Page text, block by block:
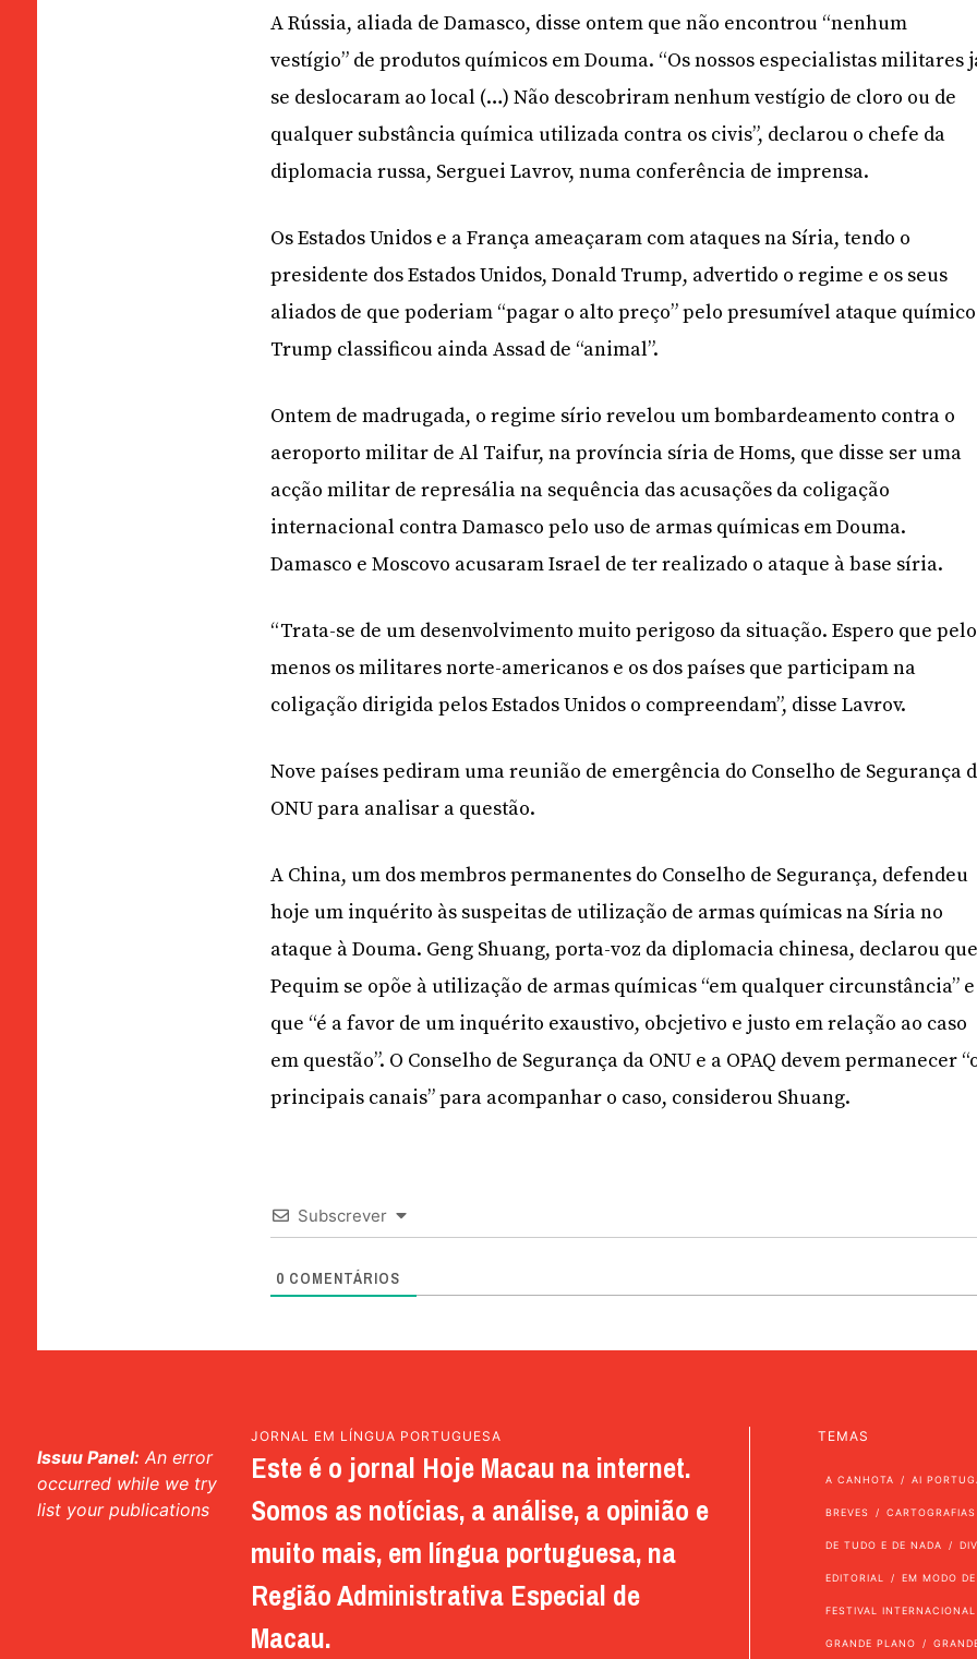
A Rússia, aliada de Damasco, disse ontem que não encontrou “nenhum
vestígio” de produtos químicos em Douma. “Os nossos especialistas militares
se deslocaram ao local (…) Não descobriram nenhum vestígio de cloro ou de
qualquer substância química utilizada contra os civis”, declarou o chefe da
diplomacia russa, Serguei Lavrov, numa conferência de imprensa.
Os Estados Unidos e a França ameaçaram com ataques na Síria, tendo o
presidente dos Estados Unidos, Donald Trump, advertido o regime e os seus
aliados de que poderiam “pagar o alto preço” pelo presumível ataque
Trump classificou ainda Assad de “animal”.
Ontem de madrugada, o regime sírio revelou um bombardeamento contra o
aeroporto militar de Al Taifur, na província síria de Homs, que disse ser uma
acção militar de represália na sequência das acusações da coligação
internacional contra Damasco pelo uso de armas químicas em Douma.
Damasco e Moscovo acusaram Israel de ter realizado o ataque à base síria.
“Trata-se de um desenvolvimento muito perigoso da situação. Espero que pelo
menos os militares norte-americanos e os dos países que participam na
coligação dirigida pelos Estados Unidos o compreendam”, disse Lavrov.
Nove países pediram uma reunião de emergência do Conselho de Segurança
ONU para analisar a questão.
A China, um dos membros permanentes do Conselho de Segurança, defendeu
hoje um inquérito às suspeitas de utilização de armas químicas na Síria no
ataque à Douma. Geng Shuang, porta-voz da diplomacia chinesa, declarou
Pequim se opõe à utilização de armas químicas “em qualquer circunstância” e
que “é a favor de um inquérito exaustivo, obcjetivo e justo em relação ao caso
em questão”. O Conselho de Segurança da ONU e a OPAQ devem permanecer
principais canais” para acompanhar o caso, considerou Shuang.
Subscrever
0 COMENTÁRIOS
Issuu Panel: An error
occurred while we try
list your publications
JORNAL EM LÍNGUA PORTUGUESA
Este é o jornal Hoje Macau na internet.
Somos as notícias, a análise, a opinião e
muito mais, em língua portuguesa, na
Região Administrativa Especial de
Macau.
TEMAS
A CANHOTA AI
BREVES CARTOGRAFIAS
DE TUDO E DE NADA
EDITORIAL EM MODO
FESTIVAL
GRANDE PLANO